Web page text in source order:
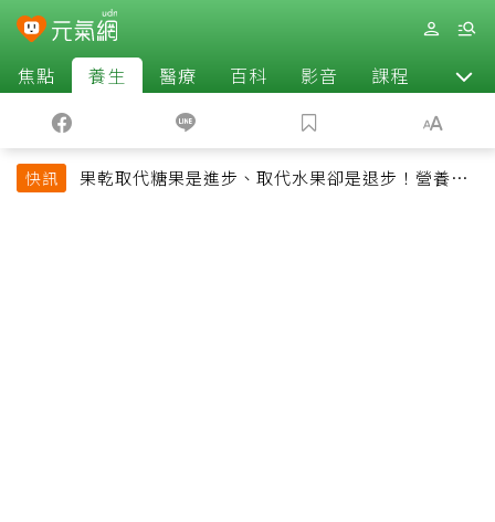
焦點 養生 醫療 百科 影音 課程 退休
快訊
果乾取代糖果是進步、取代水果卻是退步！營養師